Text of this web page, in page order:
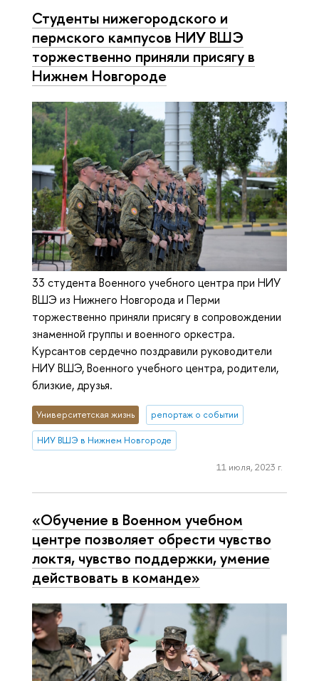
Студенты нижегородского и
пермского кампусов НИУ ВШЭ
торжественно приняли присягу в
Нижнем Новгороде
33 студента Военного учебного центра при НИУ
ВШЭ из Нижнего Новгорода и Перми
торжественно приняли присягу в сопровождении
знаменной группы и военного оркестра.
Курсантов сердечно поздравили руководители
НИУ ВШЭ, Военного учебного центра, родители,
близкие, друзья.
Университетская жизнь репортаж о событии
НИУ ВШЭ в Нижнем Новгороде
11 июля, 2023 г.
«Обучение в Военном учебном
центре позволяет обрести чувство
локтя, чувство поддержки, умение
действовать в команде»